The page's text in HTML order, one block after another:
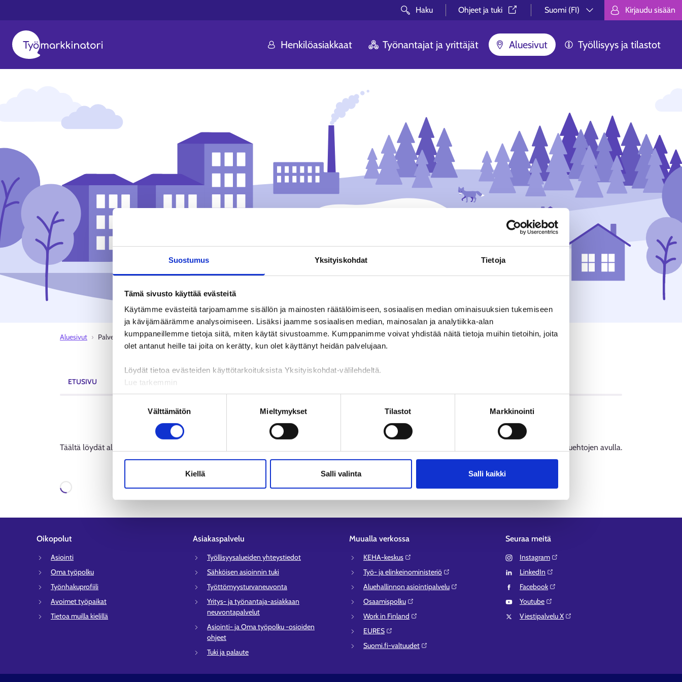
Suostumus Yksityiskohdat Tietoja
Tämä sivusto käyttää evästeitä
Käytämme evästeitä tarjoamamme sisällön ja mainosten räätälöimiseen, sosiaalisen median ominaisuuksien tukemiseen
ja kävijämäärämme analysoimiseen. Lisäksi jaamme sosiaalisen median, mainosalan ja analytiikka-alan
kumppaneillemme tietoja siitä, miten käytät sivustoamme. Kumppanimme voivat yhdistää näitä tietoja muihin tietoihin, joita
olet antanut heille tai joita on kerätty, kun olet käyttänyt heidän palvelujaan.
Löydät tietoa evästeiden käyttötarkoituksista Yksityiskohdat-välilehdeltä.
Lue tarkemmin
Evästeet
Tietosuoja ja henkilötietojen käsittely
Välttämätön Mieltymykset Tilastot Markkinointi
Kiellä Salli valinta Salli kaikki
Haku Ohjeet ja tuki⁠
Suomi (FI)
Valitse kieli. Välj språk. Choose
Kirjaudu sisään
Henkilöasiakkaat Työnantajat ja yrittäjät Aluesivut Työllisyys ja tilastot
Aluesivut Palvelut
ETUSIVU AJANKOHTAISTA
Täältä löydät alueen kaikki palvelut. Jos haluat, voit laajentaa hakuun myös muita alueita, kuten lähikuntia tai maakuntia. Lisäksi voit rajata tuloksia hakuehtojen avulla.
Saamenkielisiä palveluita löydät Suomi.fistä:Saamenkieliset palvelut (suomi.fi)
Ladataan
Oikopolut
Asiointi
Oma työpolku
Työnhakuprofiili
Avoimet työpaikat
Tietoa muilla kielillä
Asiakaspalvelu
Työllisyysalueiden yhteystiedot
Sähköisen asioinnin tuki
Työttömyysturvaneuvonta
Yritys- ja työnantaja-asiakkaan
neuvontapalvelut
Asiointi- ja Oma työpolku -osioiden
ohjeet
Tuki ja palaute
Muualla verkossa
KEHA-keskus⁠
Työ- ja elinkeinoministeriö⁠
Aluehallinnon asiointipalvelu⁠
Osaamispolku⁠
Work in Finland⁠
EURES⁠
Suomi.fi-valtuudet⁠
Seuraa meitä
Instagram⁠
LinkedIn⁠
Facebook⁠
Youtube⁠
Viestipalvelu X⁠